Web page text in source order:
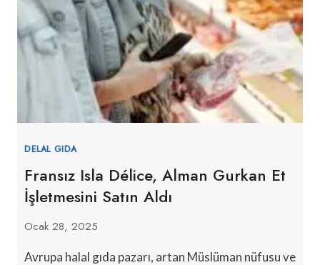
DELAL GIDA
Fransız Isla Délice, Alman Gurkan Et
İşletmesini Satın Aldı
Ocak 28, 2025
Avrupa halal gıda pazarı, artan Müslüman nüfusu ve